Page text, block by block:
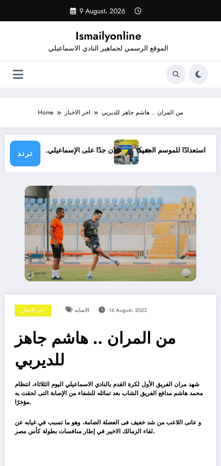
content
9 August، 2026
Ismailyonline
الموقع الرسمي لجماهير النادي الاسماعيلي
Home اخر الاخبار من المران .. هاشم جاهز للديربي
ترند
شيكابالا: زعلان جدًا على الإسماعيلي..حتى الآن استعدادًا للموسم الجديد
اخر الاخبار الاصابه 16 August، 2022
من المران .. هاشم جاهز
للديربي
شهد مران الفريق الأول لكرة القدم بالنادي الاسماعيلي اليوم الثلاثاء، انتظام
محمد هاشم مدافع الفريق الشاب بعد تماثله للشفاء من الإصابة التى لحقت به
مؤخرًا.
و عانى اللاعب من شد خفيف فى العضلة الضامة، وهو ما تسبب في غيابه عن
لقاء الزمالك الاخير في إطار منافسات بطولة كأس مصر.